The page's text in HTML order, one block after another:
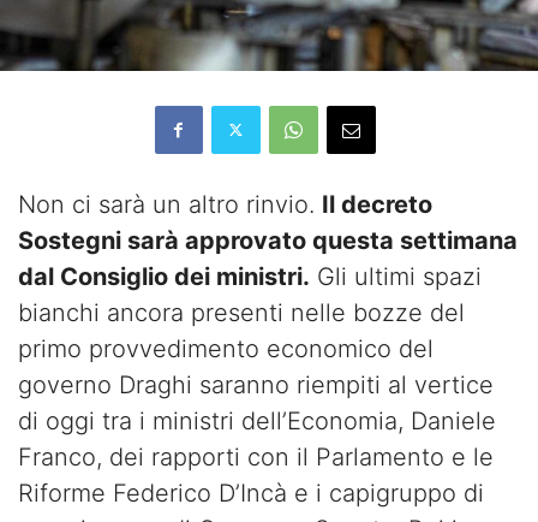
Non ci sarà un altro rinvio. Il decreto
Sostegni sarà approvato questa settimana
dal Consiglio dei ministri. Gli ultimi spazi
bianchi ancora presenti nelle bozze del
primo provvedimento economico del
governo Draghi saranno riempiti al vertice
di oggi tra i ministri dell’Economia, Daniele
Franco, dei rapporti con il Parlamento e le
Riforme Federico D’Incà e i capigruppo di